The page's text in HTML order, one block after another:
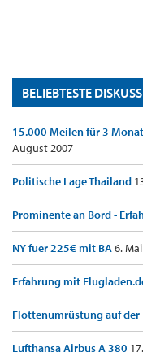
BELIEBTESTE
15.000 Meilen für 3
August 2007
Politische Lage Thailand
Prominente an Bord -
NY fuer 225€ mit BA6.
Erfahrung mit
Flottenumrüstung auf der
Lufthansa Airbus A 380